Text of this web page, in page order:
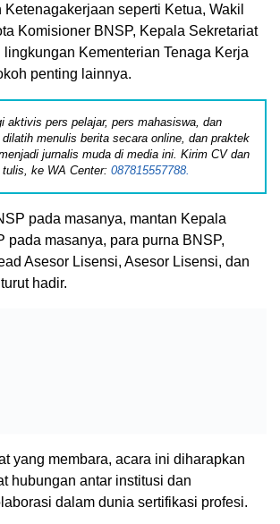
seperti Ketua, Wakil
Komisioner BNSP, Kepala Sekretariat
lingkungan Kementerian Tenaga Kerja
penting lainnya.
aktivis pers pelajar, pers mahasiswa, dan
menulis berita secara online, dan praktek
jurnalis muda di media ini. Kirim CV dan
ke WA Center: 087815557788.
pada masanya, mantan Kepala
pada masanya, para purna BNSP,
Asesor Lisensi, Asesor Lisensi, dan
hadir.
yang membara, acara ini diharapkan
hubungan antar institusi dan
dalam dunia sertifikasi profesi.